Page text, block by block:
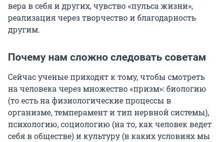
вера в себя и других, чувство «пульса жизни»,
реализация через творчество и благодарность
другим.
Почему нам сложно следовать советам
Сейчас ученые приходят к тому, чтобы смотреть
на человека через множество «призм»: биологию
(то есть на физиологические процессы в
организме, темперамент и тип нервной системы),
психологию, социологию (на то, как человек ведет
себя в обществе) и культуру (в каких условиях мы